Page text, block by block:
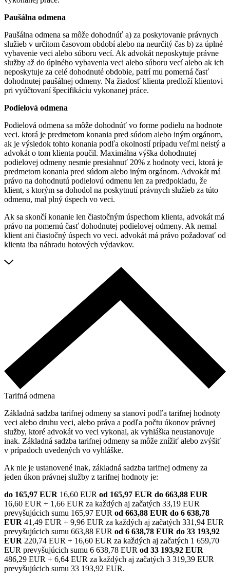
Paušálna odmena
Paušálna odmena sa môže dohodnúť a) za poskytovanie právnych
služieb v určitom časovom období alebo na neurčitý čas b) za úplné
vybavenie veci alebo súboru vecí. Ak advokát neposkytuje právne
služby až do úplného vybavenia veci alebo súboru vecí alebo ak ich
neposkytuje za celé dohodnuté obdobie, patrí mu pomerná časť
dohodnutej paušálnej odmeny. Na žiadosť klienta predloží klientovi
pri vyúčtovaní špecifikáciu vykonanej práce.
Podielová odmena
Podielová odmena sa môže dohodnúť vo forme podielu na hodnote
veci. ktorá je predmetom konania pred súdom alebo iným orgánom,
ak je výsledok tohto konania podľa okolností prípadu veľmi neistý a
advokát o tom klienta poučil. Maximálna výška dohodnutej
podielovej odmeny nesmie presiahnuť 20% z hodnoty veci, ktorá je
predmetom konania pred súdom alebo iným orgánom. Advokát má
právo na dohodnutú podielovú odmenu len za predpokladu, že
klient, s ktorým sa dohodol na poskytnutí právnych služieb za túto
odmenu, mal plný úspech vo veci.
Ak sa skončí konanie len čiastočným úspechom klienta, advokát má
právo na pomernú časť dohodnutej podielovej odmeny. Ak nemal
klient ani čiastočný úspech vo veci. advokát má právo požadovať od
klienta iba náhradu hotových výdavkov.
Tarifná odmena
Základná sadzba tarifnej odmeny sa stanoví podľa tarifnej hodnoty
veci alebo druhu veci, alebo práva a podľa počtu úkonov právnej
služby, ktoré advokát vo veci vykonal, ak vyhláška neustanovuje
inak. Základná sadzba tarifnej odmeny sa môže znížiť alebo zvýšiť
v prípadoch uvedených vo vyhláške.
Ak nie je ustanovené inak, základná sadzba tarifnej odmeny za
jeden úkon právnej služby z tarifnej hodnoty je:
do 165,97 EUR 16,60 EUR od 165,97 EUR do 663,88 EUR
16,60 EUR + 1,66 EUR za každých aj začatých 33,19 EUR
prevyšujúcich sumu 165,97 EUR od 663,88 EUR do 6 638,78
EUR 41,49 EUR + 9,96 EUR za každých aj začatých 331,94 EUR
prevyšujúcich sumu 663,88 EUR od 6 638,78 EUR do 33 193,92
EUR 220,74 EUR + 16,60 EUR za každých aj začatých 1 659,70
EUR prevyšujúcich sumu 6 638,78 EUR od 33 193,92 EUR
486,29 EUR + 6,64 EUR za každých aj začatých 3 319,39 EUR
prevyšujúcich sumu 33 193,92 EUR.